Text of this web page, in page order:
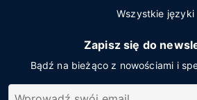
Wszystkie języki
Zapisz się do
Bądź na bieżąco z nowościami i